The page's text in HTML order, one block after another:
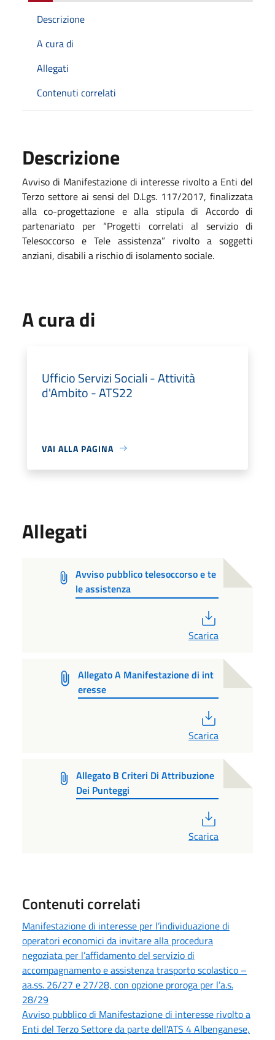
Descrizione
A cura di
Allegati
Contenuti correlati
Descrizione
Avviso di Manifestazione di interesse rivolto a Enti del
Terzo settore ai sensi del D.Lgs. 117/2017, finalizzata
alla co-progettazione e alla stipula di Accordo di
partenariato per “Progetti correlati al servizio di
Telesoccorso e Tele assistenza” rivolto a soggetti
anziani, disabili a rischio di isolamento sociale.
A cura di
Ufficio Servizi Sociali - Attività
d'Ambito - ATS22
VAI ALLA PAGINA
Allegati
Avviso pubblico telesoccorso e te
le assistenza
Scarica
Allegato A Manifestazione di int
eresse
Scarica
Allegato B Criteri Di Attribuzione
Dei Punteggi
Scarica
Contenuti correlati
Manifestazione di interesse per l’individuazione di
operatori economici da invitare alla procedura
negoziata per l’affidamento del servizio di
accompagnamento e assistenza trasporto scolastico –
aa.ss. 26/27 e 27/28, con opzione proroga per l’a.s.
28/29
Avviso pubblico di Manifestazione di interesse rivolto a
Enti del Terzo Settore da parte dell'ATS 4 Albenganese,